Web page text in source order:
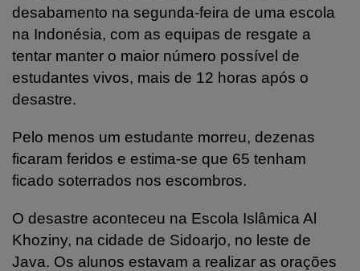
desabamento na segunda-feira de uma escola
na Indonésia, com as equipas de resgate a
tentar manter o maior número possível de
estudantes vivos, mais de 12 horas após o
desastre.
Pelo menos um estudante morreu, dezenas
ficaram feridos e estima-se que 65 tenham
ficado soterrados nos escombros.
O desastre aconteceu na Escola Islâmica Al
Khoziny, na cidade de Sidoarjo, no leste de
Java. Os alunos estavam a realizar as orações